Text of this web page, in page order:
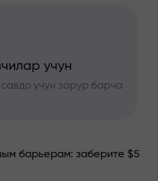
учун
учун зарур барча
барьерам: заберите $5